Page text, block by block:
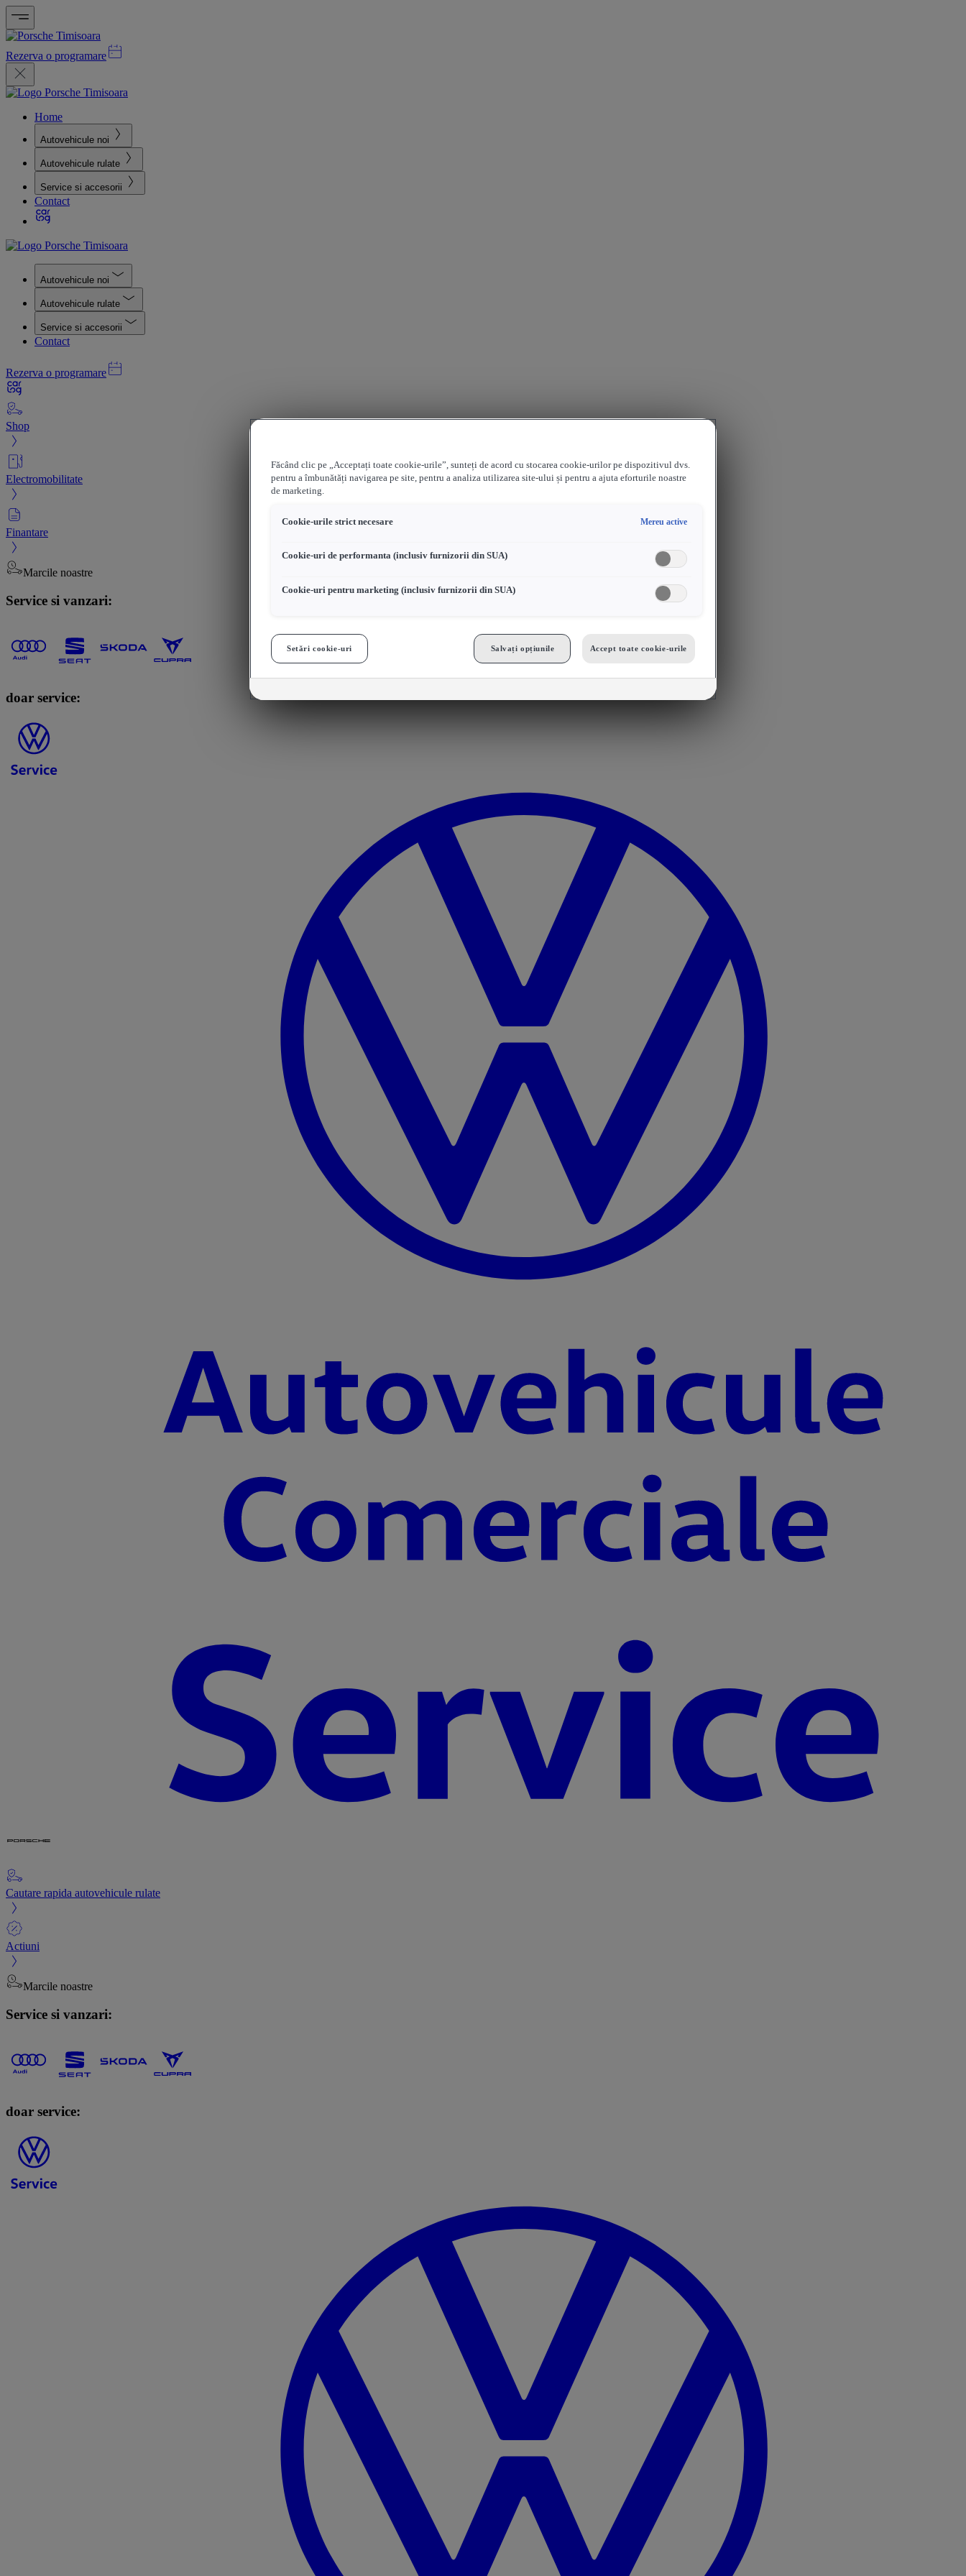
Rezerva o programare
Home
Autovehicule noi
Autovehicule rulate
Service si accesorii
Contact
Autovehicule noi
Autovehicule rulate
Service si accesorii
Contact
Rezerva o programare
Shop
Electromobilitate
Finantare
Marcile noastre
Service si vanzari:
doar service:
Cautare rapida autovehicule rulate
Actiuni
Marcile noastre
Service si vanzari:
doar service:
Făcând clic pe „Acceptați toate cookie-urile”, sunteți de acord cu stocarea cookie-urilor pe dispozitivul dvs.
pentru a îmbunătăți navigarea pe site, pentru a analiza utilizarea site-ului și pentru a ajuta eforturile noastre
de marketing.
Cookie-urile strict necesare Mereu active
Cookie-uri de performanta (inclusiv furnizorii din SUA)
Cookie-uri pentru marketing (inclusiv furnizorii din SUA)
Setări cookie-uri Salvați opțiunile Accept toate cookie-urile